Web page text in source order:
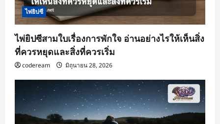
ไพ่ยิปซี
ไพ่ยิปซีสามใบเรื่องการพักใจ อ่านอย่างไรให้เห็นสิ่ง
ที่ควรหยุดและสิ่งที่ควรเริ่ม
codeream มิถุนายน 28, 2026